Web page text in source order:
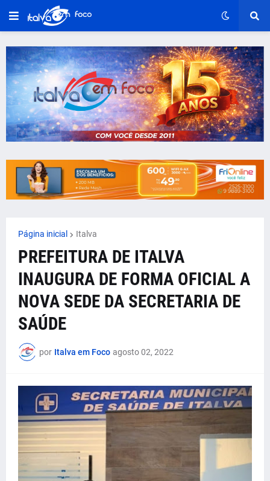
Página inicial Italva
PREFEITURA DE ITALVA
INAUGURA DE FORMA OFICIAL A
NOVA SEDE DA SECRETARIA DE
SAÚDE
por Italva em Foco agosto 02, 2022